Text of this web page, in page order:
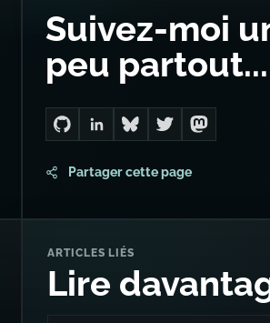
Suivez-moi
peu partout...
Go to Dan's GitHub
Connect with me on
Follow me on
Follow me on
Follow
Partager cette page
ARTICLES LIÉS
Lire